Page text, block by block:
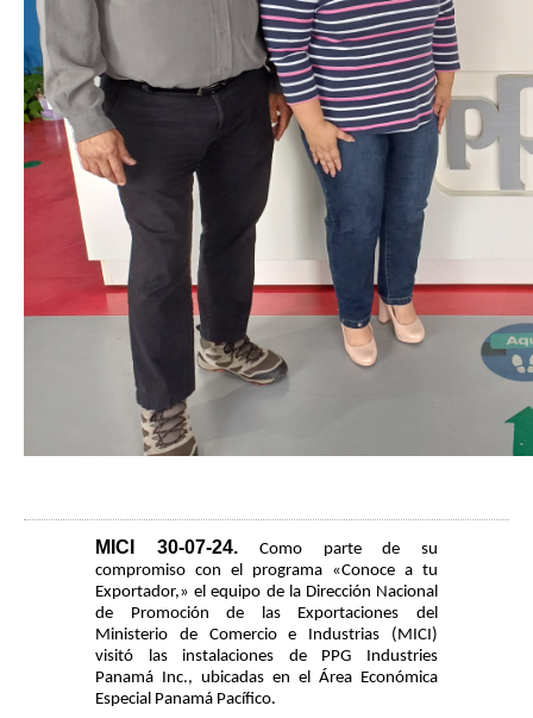
MICI 30-07-24.Como parte de su
compromiso con el programa «Conoce a tu
Exportador,» el equipo de la Dirección Nacional
de Promoción de las Exportaciones del
Ministerio de Comercio e Industrias (MICI)
visitó las instalaciones de PPG Industries
Panamá Inc., ubicadas en el Área Económica
Especial Panamá Pacífico.